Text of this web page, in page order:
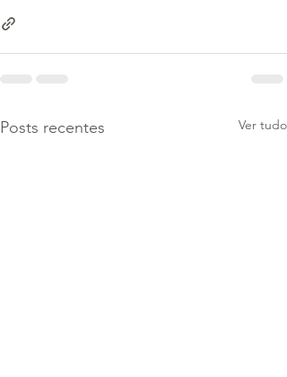
Posts recentes Ver tudo